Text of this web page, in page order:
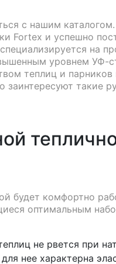
с нашим
Fortex и успешно
на
уровнем УФ-
теплиц и парников
заинтересуют такие
будет комфортно
оптимальным
не рвется при
нее характерна